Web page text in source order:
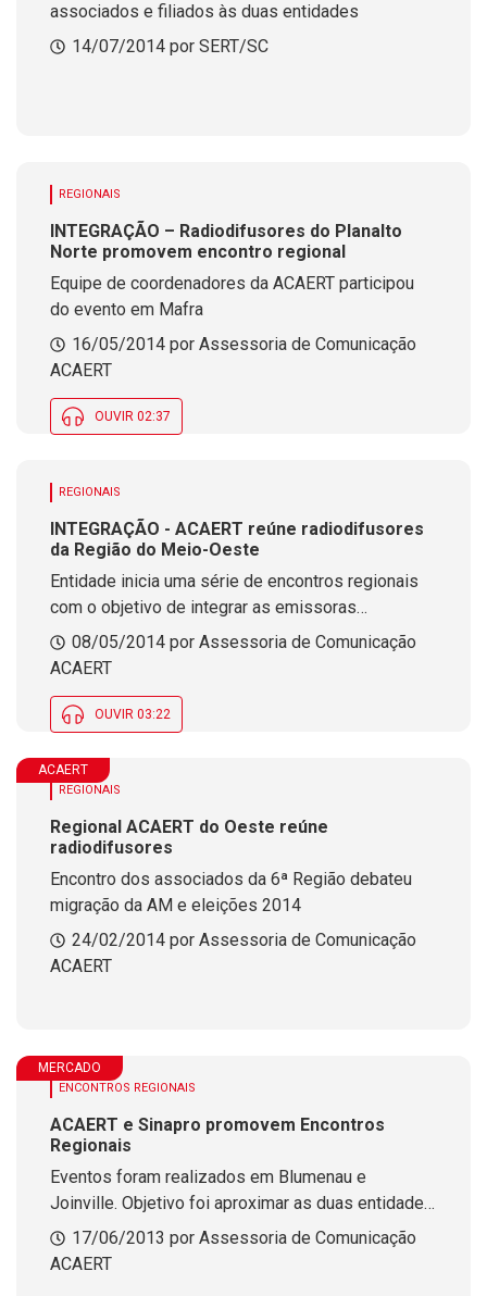
associados e filiados às duas entidades
14/07/2014 por SERT/SC
REGIONAIS
INTEGRAÇÃO – Radiodifusores do Planalto
Norte promovem encontro regional
Equipe de coordenadores da ACAERT participou
do evento em Mafra
16/05/2014 por Assessoria de Comunicação
ACAERT
OUVIR 02:37
REGIONAIS
INTEGRAÇÃO - ACAERT reúne radiodifusores
da Região do Meio-Oeste
Entidade inicia uma série de encontros regionais
com o objetivo de integrar as emissoras
associadas
08/05/2014 por Assessoria de Comunicação
ACAERT
OUVIR 03:22
ACAERT
REGIONAIS
Regional ACAERT do Oeste reúne
radiodifusores
Encontro dos associados da 6ª Região debateu
migração da AM e eleições 2014
24/02/2014 por Assessoria de Comunicação
ACAERT
MERCADO
ENCONTROS REGIONAIS
ACAERT e Sinapro promovem Encontros
Regionais
Eventos foram realizados em Blumenau e
Joinville. Objetivo foi aproximar as duas entidades
de seus associados.
17/06/2013 por Assessoria de Comunicação
ACAERT